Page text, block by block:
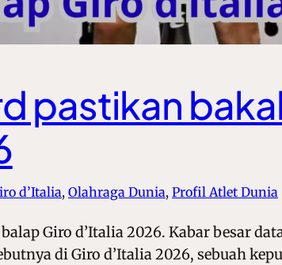
pastikan
d’Italia, Olahraga Dunia, Profil Atlet Dunia
Giro d’Italia 2026. Kabar besar
di Giro d’Italia 2026, sebuah